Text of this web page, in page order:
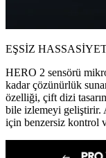
EŞSİZ
HERO 2 sensörü
kadar çözünürlük
özelliği, çift dizi
bile izlemeyi geliştirir.
için benzersiz kontrol